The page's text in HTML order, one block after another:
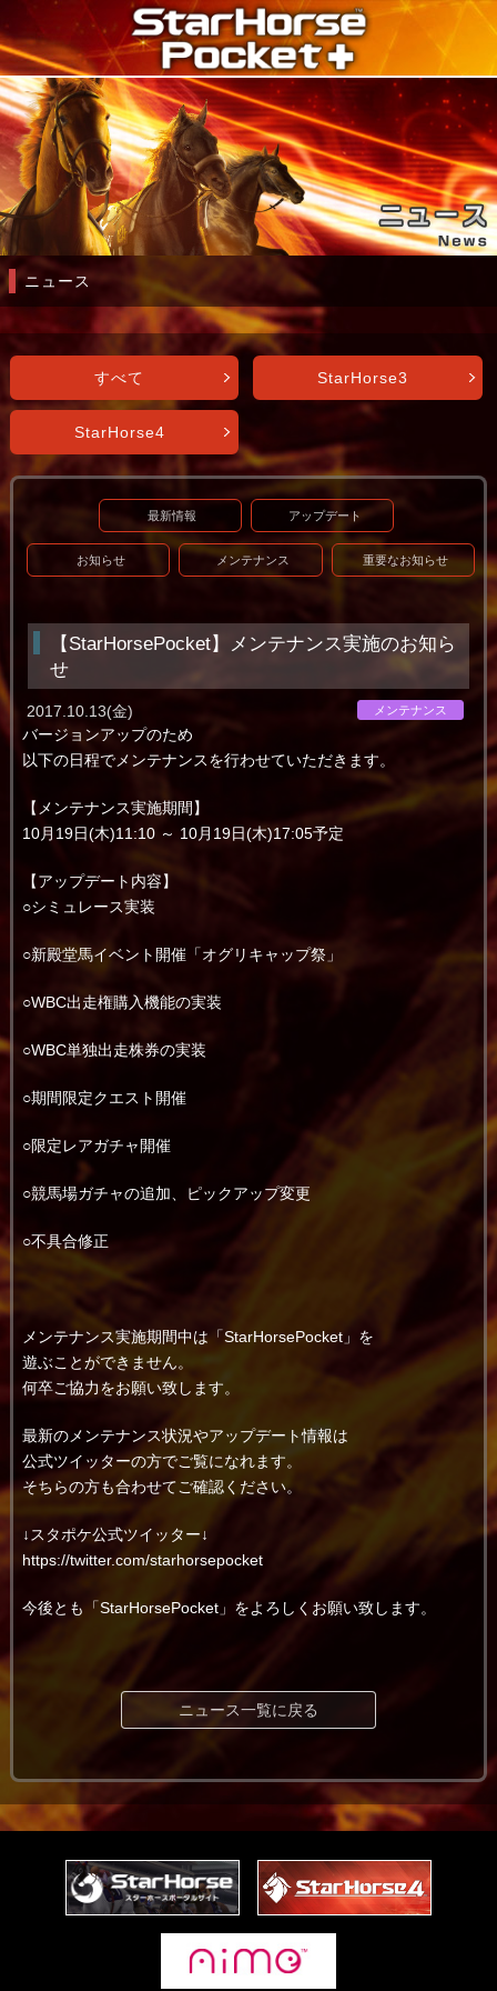
ニュース
すべて StarHorse3
StarHorse4
最新情報 アップデート
お知らせ メンテナンス 重要なお知らせ
【StarHorsePocket】メンテナンス実施のお知ら
せ
メンテナンス
2017.10.13(金)
バージョンアップのため
以下の日程でメンテナンスを行わせていただきます。
【メンテナンス実施期間】
10月19日(木)11:10 ～ 10月19日(木)17:05予定
【アップデート内容】
○シミュレース実装
○新殿堂馬イベント開催「オグリキャップ祭」
○WBC出走権購入機能の実装
○WBC単独出走株券の実装
○期間限定クエスト開催
○限定レアガチャ開催
○競馬場ガチャの追加、ピックアップ変更
○不具合修正
メンテナンス実施期間中は「StarHorsePocket」を
遊ぶことができません。
何卒ご協力をお願い致します。
最新のメンテナンス状況やアップデート情報は
公式ツイッターの方でご覧になれます。
そちらの方も合わせてご確認ください。
↓スタポケ公式ツイッター↓
https://twitter.com/starhorsepocket
今後とも「StarHorsePocket」をよろしくお願い致します。
ニュース一覧に戻る